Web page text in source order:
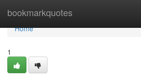
bookmarkquotes
Home
Home
1